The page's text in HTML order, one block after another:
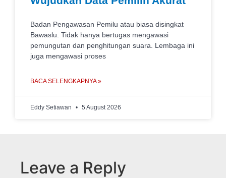
Badan Pengawasan Pemilu atau biasa disingkat
Bawaslu. Tidak hanya bertugas mengawasi
pemungutan dan penghitungan suara. Lembaga ini
juga mengawasi proses
BACA SELENGKAPNYA »
Eddy Setiawan 5 August 2026
Leave a Reply